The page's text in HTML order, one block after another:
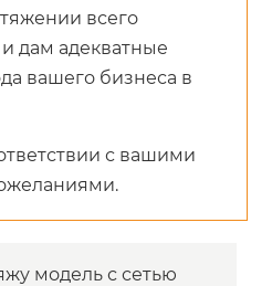
всего
дам адекватные
вашего бизнеса в
с вашими
модель с сетью